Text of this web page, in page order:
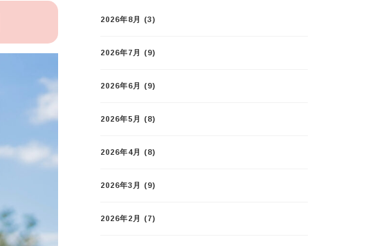
2026年8月 (3)
2026年7月 (9)
2026年6月 (9)
2026年5月 (8)
2026年4月 (8)
2026年3月 (9)
2026年2月 (7)